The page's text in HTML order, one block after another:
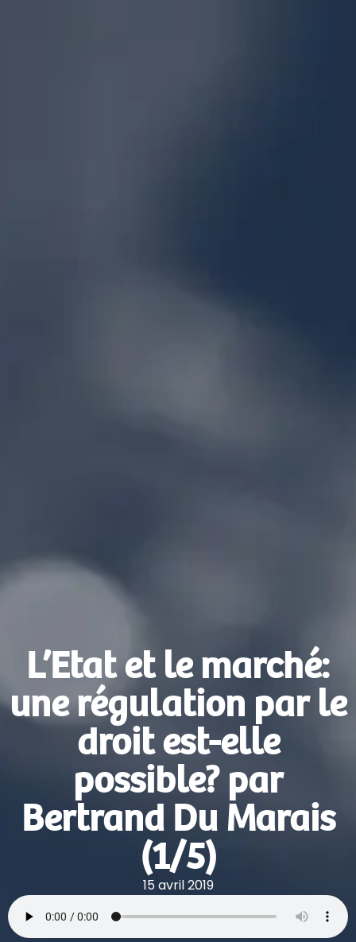
L’Etat et le marché:
une régulation par le
droit est-elle
possible? par
Bertrand Du Marais
(1/5)
15 avril 2019